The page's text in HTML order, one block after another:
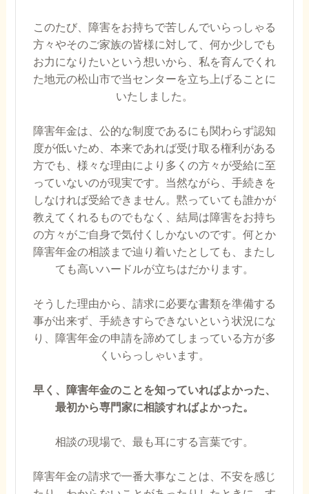
このたび、障害をお持ちで苦しんでいらっしゃる
方々やそのご家族の皆様に対して、何か少しでも
お力になりたいという想いから、私を育んでくれ
た地元の松山市で当センターを立ち上げることに
いたしました。
障害年金は、公的な制度であるにも関わらず認知
度が低いため、本来であれば受け取る権利がある
方でも、様々な理由により多くの方々が受給に至
っていないのが現実です。当然ながら、手続きを
しなければ受給できません。黙っていても誰かが
教えてくれるものでもなく、結局は障害をお持ち
の方々がご自身で気付くしかないのです。何とか
障害年金の相談まで辿り着いたとしても、またし
ても高いハードルが立ちはだかります。
そうした理由から、請求に必要な書類を準備する
事が出来ず、手続きすらできないという状況にな
り、障害年金の申請を諦めてしまっている方が多
くいらっしゃいます。
早く、障害年金のことを知っていればよかった、
最初から専門家に相談すればよかった。
相談の現場で、最も耳にする言葉です。
障害年金の請求で一番大事なことは、不安を感じ